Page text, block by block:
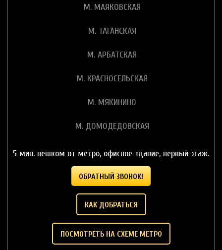
М. МАЯКОВСКАЯ
М. ТАГАНСКАЯ
М. АРБАТСКАЯ
М. КРАСНОСЕЛЬСКАЯ
М. МЯКИНИНО
М. ДОМОДЕДОВСКАЯ
5 мин. пешком от метро, офисное здание, первый этаж.
ОБРАТНЫЙ ЗВОНОК!
КАК ДОБРАТЬСЯ
ПОСМОТРЕТЬ НА СХЕМЕ МЕТРО